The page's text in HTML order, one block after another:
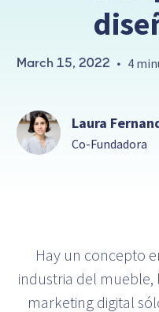
March 15, 2022 • 4
Laura
Co-Fundadora
Hay un concepto
industria del mueble,
marketing digital